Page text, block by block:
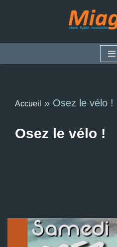
Accueil » Osez le vélo !
Osez le vélo !